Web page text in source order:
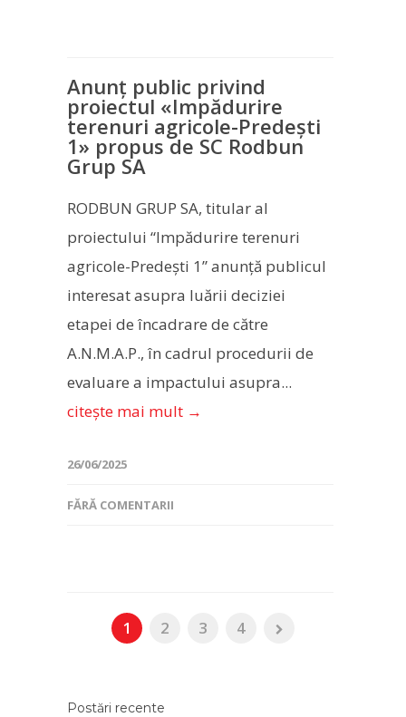
Anunț public privind
proiectul «Impădurire
terenuri agricole-Predeşti
1» propus de SC Rodbun
Grup SA
RODBUN GRUP SA, titular al
proiectului “Impădurire terenuri
agricole-Predeşti 1” anunţă publicul
interesat asupra luării deciziei
etapei de încadrare de către
A.N.M.A.P., în cadrul procedurii de
evaluare a impactului asupra...
citește mai mult →
26/06/2025
FĂRĂ COMENTARII
1 2 3 4
Postări recente